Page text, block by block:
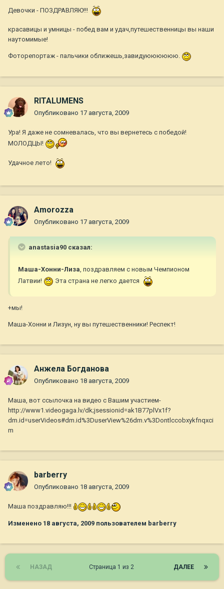
Девочки - ПОЗДРАВЛЯЮ!!!
красавицы и умницы - побед вам и удач,путешественницы вы наши
наутомимые!
Фоторепортаж - пальчики оближешь,завидуюююююю.
RITALUMENS
Опубликовано 17 августа, 2009
Ура! Я даже не сомневалась, что вы вернетесь с победой!
МОЛОДЦЫ!
Удачное лето!
Amorozza
Опубликовано 17 августа, 2009
anastasia90 сказал:
Маша-Хонни-Лиза, поздравляем с новым Чемпионом
Латвии!
Эта страна не легко дается
+мы!
Маша-Хонни и Лизун, ну вы путешественники! Респект!
Анжела Богданова
Опубликовано 18 августа, 2009
Маша, вот ссылочка на видео с Вашим участием-
http://www1.videogaga.lv/dk;jsessionid=ak1B77plVx1f?
dm.id=userVideos#dm.id%3DuserView%26dm.v%3Dontlccobxykfnqxci
m
barberry
Опубликовано 18 августа, 2009
Маша поздравляю!!!
Изменено 18 августа, 2009 пользователем barberry
НАЗАД ДАЛЕЕ
Страница 1 из 2